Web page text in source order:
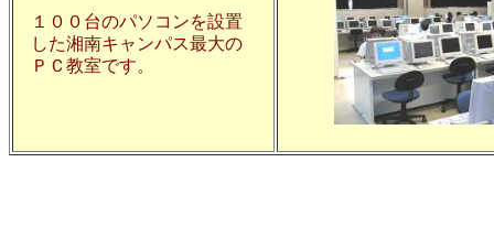
１００台のパソコンを設置
した湘南キャンパス最大の
ＰＣ教室です。